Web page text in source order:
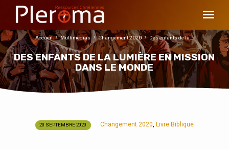
DES ENFANTS DE LA LUMIÈRE EN MISSION
DANS LE MONDE
Accueil Multimedias Changement 2020 Des enfants de la…
20 SEPTEMBRE 2020 Changement 2020, Livre Biblique